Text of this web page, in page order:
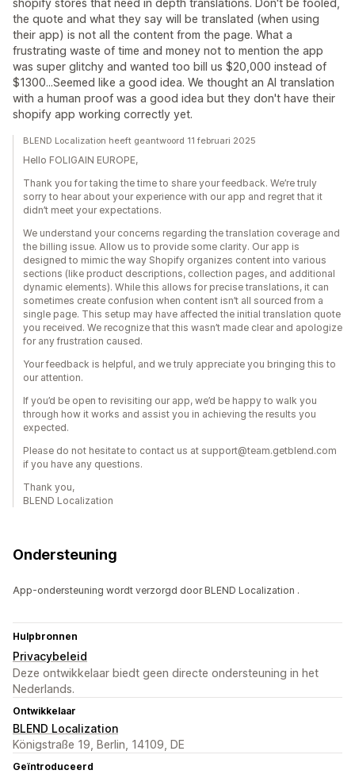
shopify stores that need in depth translations. Don't be fooled,
the quote and what they say will be translated (when using
their app) is not all the content from the page. What a
frustrating waste of time and money not to mention the app
was super glitchy and wanted too bill us $20,000 instead of
$1300...Seemed like a good idea. We thought an AI translation
with a human proof was a good idea but they don't have their
shopify app working correctly yet.
BLEND Localization heeft geantwoord 11 februari 2025
Hello FOLIGAIN EUROPE,
Thank you for taking the time to share your feedback. We’re truly
sorry to hear about your experience with our app and regret that it
didn’t meet your expectations.
We understand your concerns regarding the translation coverage and
the billing issue. Allow us to provide some clarity. Our app is
designed to mimic the way Shopify organizes content into various
sections (like product descriptions, collection pages, and additional
dynamic elements). While this allows for precise translations, it can
sometimes create confusion when content isn’t all sourced from a
single page. This setup may have affected the initial translation quote
you received. We recognize that this wasn’t made clear and apologize
for any frustration caused.
Your feedback is helpful, and we truly appreciate you bringing this to
our attention.
If you’d be open to revisiting our app, we’d be happy to walk you
through how it works and assist you in achieving the results you
expected.
Please do not hesitate to contact us at support@team.getblend.com
if you have any questions.
Thank you,
BLEND Localization
Ondersteuning
App-ondersteuning wordt verzorgd door BLEND Localization .
Hulpbronnen
Privacybeleid
Deze ontwikkelaar biedt geen directe ondersteuning in het
Nederlands.
Ontwikkelaar
BLEND Localization
Königstraße 19, Berlin, 14109, DE
Geïntroduceerd